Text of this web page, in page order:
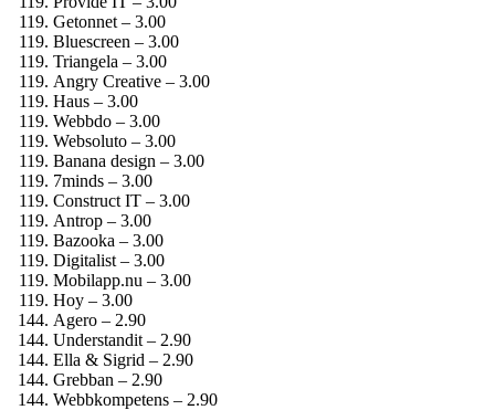
Getonnet – 3.00
Bluescreen – 3.00
Triangela – 3.00
Angry Creative – 3.00
Haus – 3.00
Webbdo – 3.00
Websoluto – 3.00
Banana design – 3.00
7minds – 3.00
Construct IT – 3.00
Antrop – 3.00
Bazooka – 3.00
Digitalist – 3.00
Mobilapp.nu – 3.00
Hoy – 3.00
Agero – 2.90
Understandit – 2.90
Ella & Sigrid – 2.90
Grebban – 2.90
Webbkompetens – 2.90